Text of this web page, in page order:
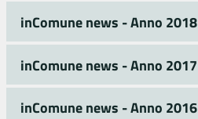
inComune news - Anno 2018
inComune news - Anno 2017
inComune news - Anno 2016